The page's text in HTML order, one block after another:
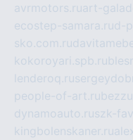
avrmotors.ruart-
ecostep-samara.rud-
sko.com.ru
kokoroyari.spb.ru
lenderoq.ru
people-of-art.ru
dynamoauto.ruszk-
kingbolenskaner.ru